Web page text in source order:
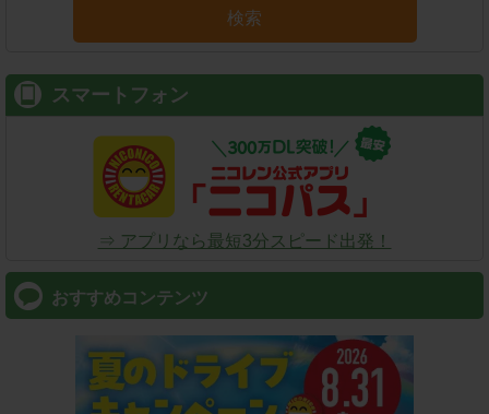
検索
スマートフォン
⇒ アプリなら最短3分スピード出発！
おすすめコンテンツ